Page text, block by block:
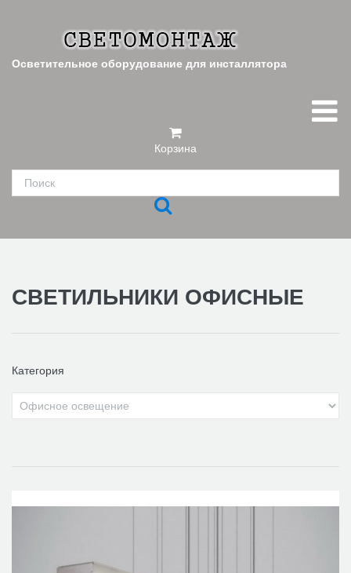
Осветительное оборудование для инсталлятора
Корзина
СВЕТИЛЬНИКИ ОФИСНЫЕ
Категория